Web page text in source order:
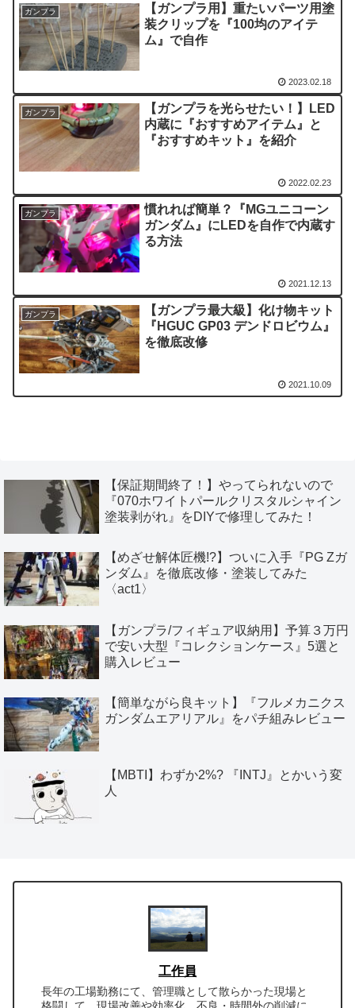
ガンプラ
【ガンプラ用】重たいパーツ用塗
装クリップを『100均のアイテ
ム』で自作
2023.02.18
ガンプラ
【ガンプラを光らせたい！】LED
内蔵に『おすすめアイテム』と
『おすすめキット』を紹介
2022.02.23
ガンプラ
慣れれば簡単？『MGユニコーン
ガンダム』にLEDを自作で内蔵す
る方法
2021.12.13
ガンプラ
【ガンプラ最大級】化け物キット
『HGUC GP03 デンドロビウム』
を徹底改修
2021.10.09
【保証期間終了！】やってられないので
『070ホワイトパールクリスタルシャイン
塗装剥がれ』をDIYで修理してみた！
【めざせ解体匠機!?】ついに入手『PG Zガ
ンダム』を徹底改修・塗装してみた
〈act1〉
【ガンプラ/フィギュア収納用】予算３万円
で安い大型『コレクションケース』5選と
購入レビュー
【簡単ながら良キット】『フルメカニクス
ガンダムエアリアル』をパチ組みレビュー
【MBTI】わずか2%? 『INTJ』とかいう変
人
工作員
長年の工場勤務にて、管理職として散らかった現場と